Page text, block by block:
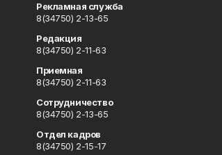
Рекламная служба
8(34750) 2-13-65
Редакция
8(34750) 2-11-63
Приемная
8(34750) 2-11-63
Сотрудничество
8(34750) 2-13-65
Отдел кадров
8(34750) 2-15-17